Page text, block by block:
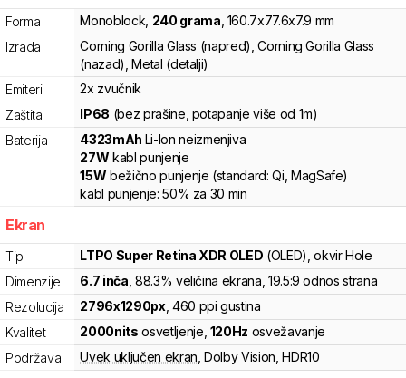
Forma Monoblock 240 grama 160.7x77.6x7.9 mm
Izrada
Corning Gorilla Glass (napred), Corning Gorilla Glass
(nazad), Metal (detalji)
Emiteri
2x zvučnik
Zaštita
IP68 (bez prašine, potapanje više od 1m)
Baterija
4323mAh Li-Ion neizmenjiva
27W kabl punjenje
15W bežično punjenje (standard: Qi, MagSafe)
kabl punjenje:50% za 30 min
Ekran
Tip LTPO Super Retina XDR OLED (OLED) , okvir Hole
Dimenzije
6.7 inča , 88.3% veličina ekrana , 19.5:9 odnos strana
Rezolucija
2796x1290px, 460 ppi gustina
Kvalitet
2000nits osvetljenje 120Hz osvežavanje
Podržava
Uvek uključen ekran ,Dolby Vision ,HDR10